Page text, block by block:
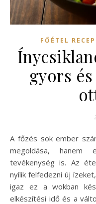
FŐÉTEL
gyors
A főzés sok ember számára nem csupán a napi étkezés
megoldása, hanem
tevékenység is. Az
nyílik felfedezni új
igaz ez a wokban
elkészítési idő és a